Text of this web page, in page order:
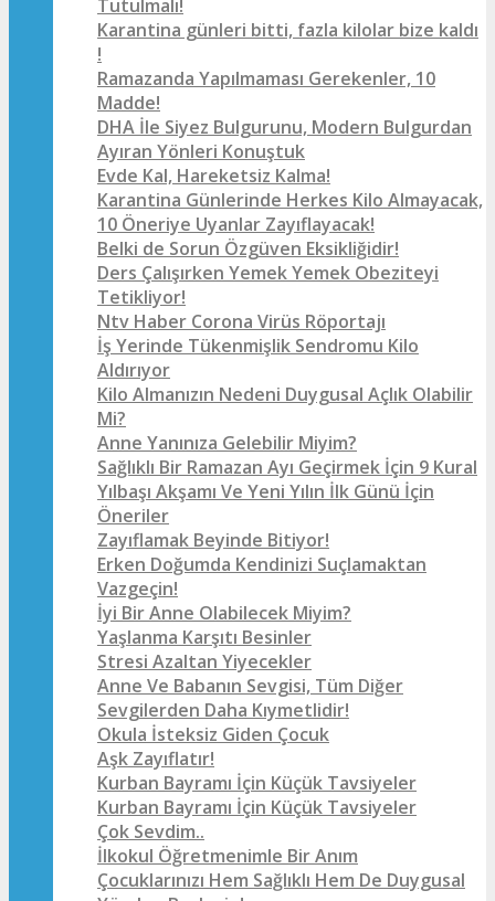
Tutulmalı!
Karantina günleri bitti, fazla kilolar bize kaldı
!
Ramazanda Yapılmaması Gerekenler, 10
Madde!
DHA İle Siyez Bulgurunu, Modern Bulgurdan
Ayıran Yönleri Konuştuk
Evde Kal, Hareketsiz Kalma!
Karantina Günlerinde Herkes Kilo Almayacak,
10 Öneriye Uyanlar Zayıflayacak!
Belki de Sorun Özgüven Eksikliğidir!
Ders Çalışırken Yemek Yemek Obeziteyi
Tetikliyor!
Ntv Haber Corona Virüs Röportajı
İş Yerinde Tükenmişlik Sendromu Kilo
Aldırıyor
Kilo Almanızın Nedeni Duygusal Açlık Olabilir
Mi?
Anne Yanınıza Gelebilir Miyim?
Sağlıklı Bir Ramazan Ayı Geçirmek İçin 9 Kural
Yılbaşı Akşamı Ve Yeni Yılın İlk Günü İçin
Öneriler
Zayıflamak Beyinde Bitiyor!
Erken Doğumda Kendinizi Suçlamaktan
Vazgeçin!
İyi Bir Anne Olabilecek Miyim?
Yaşlanma Karşıtı Besinler
Stresi Azaltan Yiyecekler
Anne Ve Babanın Sevgisi, Tüm Diğer
Sevgilerden Daha Kıymetlidir!
Okula İsteksiz Giden Çocuk
Aşk Zayıflatır!
Kurban Bayramı İçin Küçük Tavsiyeler
Kurban Bayramı İçin Küçük Tavsiyeler
Çok Sevdim..
İlkokul Öğretmenimle Bir Anım
Çocuklarınızı Hem Sağlıklı Hem De Duygusal